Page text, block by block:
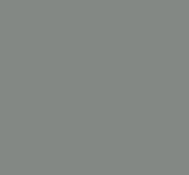
проспект,